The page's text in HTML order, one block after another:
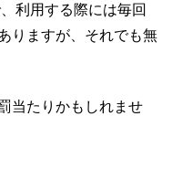
利用する際には毎回
りますが、それでも無
当たりかもしれませ